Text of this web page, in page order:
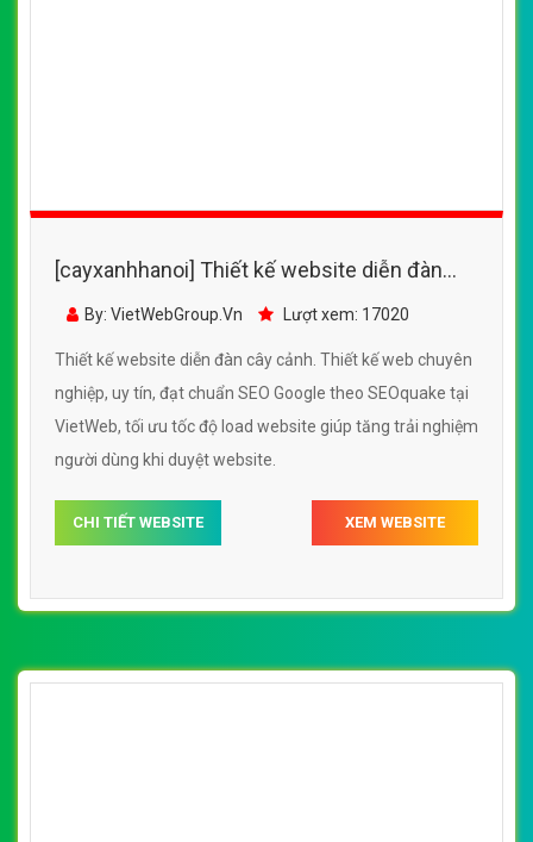
[cayxanhhanoi] Thiết kế website diễn đàn
cây cảnh đẹp, chuyên nghiệp chuẩn SEO
By: VietWebGroup.Vn Lượt xem: 17020
Thiết kế website diễn đàn cây cảnh. Thiết kế web chuyên
nghiệp, uy tín, đạt chuẩn SEO Google theo SEOquake tại
VietWeb, tối ưu tốc độ load website giúp tăng trải nghiệm
người dùng khi duyệt website.
CHI TIẾT WEBSITE XEM WEBSITE